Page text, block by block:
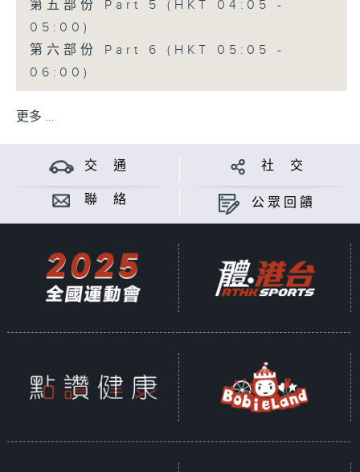
第五部份 Part 5 (HKT 04:05 -
05:00)
第六部份 Part 6 (HKT 05:05 -
06:00)
更多 ...
交 通 社 交
聯 絡 公眾回饋